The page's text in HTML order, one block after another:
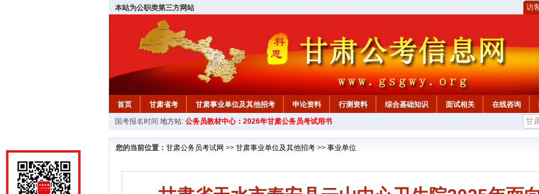
本站为公职类第三方网站 访
首页 甘肃省考 甘肃事业单位及其他招考 申论资料 行测资料 综合基础知识 面试相关 在线咨询
国考报名时间 地方站: 公务员教材中心：2026年甘肃公务员考试用书
您的当前位置： 甘肃公务员考试网 >> 甘肃事业单位及其他招考 >> 事业单位